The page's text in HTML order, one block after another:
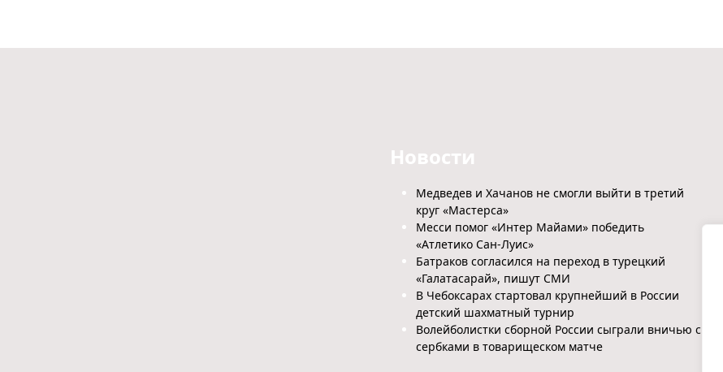
Новости
Медведев и Хачанов не смогли выйти в третий
круг «Мастерса»
Месси помог «Интер Майами» победить
«Атлетико Сан-Луис»
Батраков согласился на переход в турецкий
«Галатасарай», пишут СМИ
В Чебоксарах стартовал крупнейший в России
детский шахматный турнир
Волейболистки сборной России сыграли вничью с
сербками в товарищеском матче